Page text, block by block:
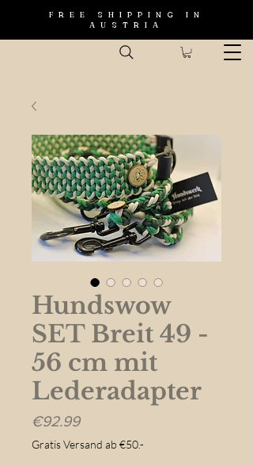
FREE SHIPPING IN
AUSTRIA
Hundswow
SET Breit 49 -
56 cm mit
Lederadapter
€92.99Price
Gratis Versand ab €50.-